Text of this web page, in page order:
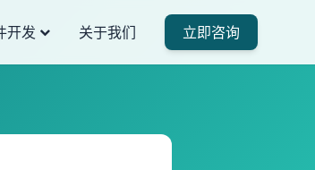
开发 关于我们 立即咨询